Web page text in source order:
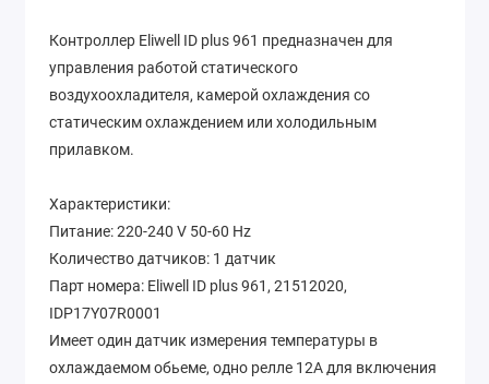
Контроллер Eliwell ID plus 961 предназначен для
управления работой статического
воздухоохладителя, камерой охлаждения со
статическим охлаждением или холодильным
прилавком.
Характеристики:
Питание: 220-240 V 50-60 Hz
Количество датчиков: 1 датчик
Парт номера: Eliwell ID plus 961, 21512020,
IDP17Y07R0001
Имеет один датчик измерения температуры в
охлаждаемом обьеме, одно релле 12A для включения